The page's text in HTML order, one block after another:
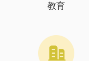
教育